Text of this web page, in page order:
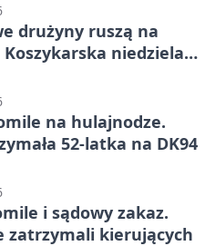
drużyny ruszą na
niedziela
na hulajnodze.
52-latka na DK94
i sądowy zakaz.
zatrzymali kierujących